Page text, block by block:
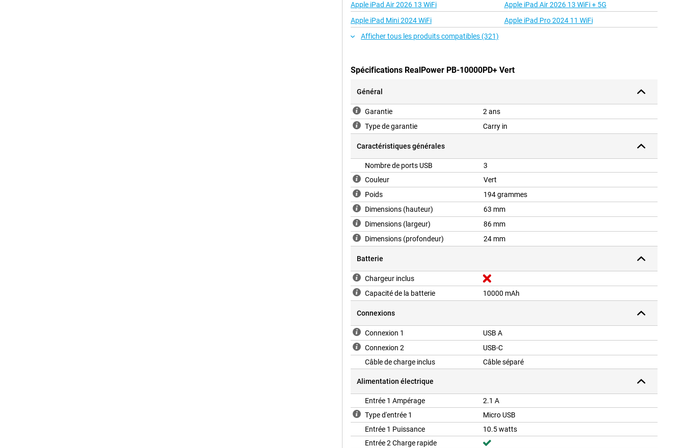
Apple iPad Air 2026 13 WiFi
Apple iPad Air 2026 13 WiFi + 5G
Apple iPad Mini 2024 WiFi
Apple iPad Pro 2024 11 WiFi
Afficher tous les produits compatibles (321)
Spécifications RealPower PB-10000PD+ Vert
Général
Garantie
2 ans
Type de garantie
Carry in
Caractéristiques générales
Nombre de ports USB
3
Couleur
Vert
Poids
194 grammes
Dimensions (hauteur)
63 mm
Dimensions (largeur)
86 mm
Dimensions (profondeur)
24 mm
Batterie
Chargeur inclus
Capacité de la batterie
10000 mAh
Connexions
Connexion 1
USB A
Connexion 2
USB-C
Câble de charge inclus
Câble séparé
Alimentation électrique
Entrée 1 Ampérage
2.1 A
Type d'entrée 1
Micro USB
Entrée 1 Puissance
10.5 watts
Entrée 2 Charge rapide